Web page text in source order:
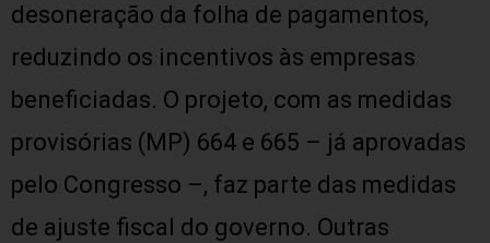
desoneração da folha de pagamentos,
reduzindo os incentivos às empresas
beneficiadas. O projeto, com as medidas
provisórias (MP) 664 e 665 – já aprovadas
pelo Congresso –, faz parte das medidas
de ajuste fiscal do governo. Outras